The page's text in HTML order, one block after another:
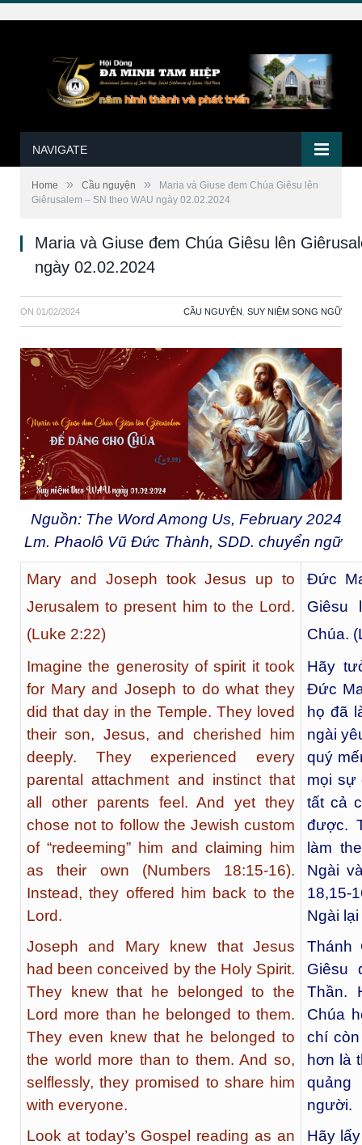
NAVIGATE
Home » Cầu nguyện »
Maria và Giuse đem Chúa Giêsu lên
Giêrusalem – SN theo WAU ngày 02.02.2024
Maria và Giuse đem Chúa Giêsu lên
ngày 02.02.2024
ON 01/02/2024 CẦU NGUYỆN SUY NIỆM SONG NGỮ
Nguồn: The Word Among Us, February 2024
Lm. Phaolô Vũ Đức Thành, SDD. chuyển ngữ
Mary and Joseph took Jesus up to
Jerusalem to present him to the Lord.
(Luke 2:22)
Imagine the generosity of spirit it took
for Mary and Joseph to do what they
did that day in the Temple. They loved
their son, Jesus, and cherished him
deeply. They experienced every
parental attachment and instinct that
all other parents feel. And yet they
chose not to follow the Jewish custom
of “redeeming” him and claiming him
as their own (Numbers 18:15-16).
Instead, they offered him back to the
Lord.
Joseph and Mary knew that Jesus
had been conceived by the Holy Spirit.
They knew that he belonged to the
Lord more than he belonged to them.
They even knew that he belonged to
the world more than to them. And so,
selflessly, they promised to share him
with everyone.
Look at today’s Gospel reading as an
Đức
Giêsu
Chúa.
Hãy
Đức
họ đã
ngài
quý
mọi sự
tất cả
được.
làm
Ngài
18,15-
Ngài
Thánh
Giêsu
Thần.
Chúa
chí
hơn là
người.
Hãy